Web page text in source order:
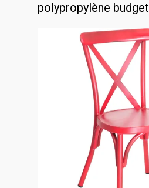
polypropylène budget